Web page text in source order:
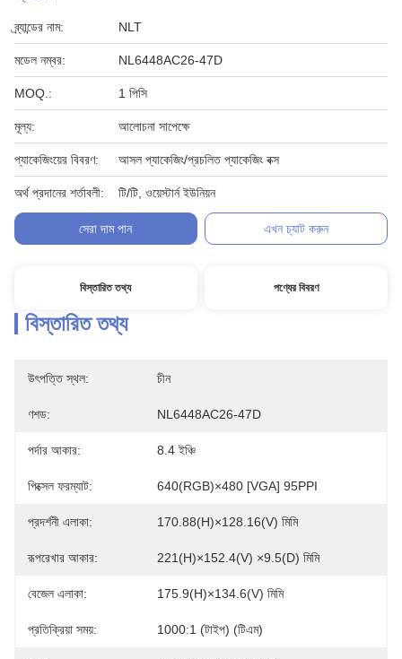
ব্র্যান্ডের নাম: NLT
মডেল নম্বর: NL6448AC26-47D
MOQ.: 1 পিসি
মূল্য: আলোচনা সাপেক্ষে
প্যাকেজিংয়ের বিবরণ: আসল প্যাকেজিং/প্রচলিত প্যাকেজিং বক্স
অর্থ প্রদানের শর্তাবলী: টি/টি, ওয়েস্টার্ন ইউনিয়ন
সেরা দাম পান এখন চ্যাট করুন
বিস্তারিত তথ্য পণ্যের বিবরণ
বিস্তারিত তথ্য
উৎপত্তি স্থল: চীন
ণশড: NL6448AC26-47D
পর্দার আকার: 8.4 ইঞ্চি
পিক্সেল ফরম্যাট: 640(RGB)×480 [VGA] 95PPI
প্রদর্শনী এলাকা: 170.88(H)×128.16(V) মিমি
রূপরেখার আকার: 221(H)×152.4(V) ×9.5(D) মিমি
বেজেল এলাকা: 175.9(H)×134.6(V) মিমি
প্রতিক্রিয়া সময়: 1000:1 (টাইপ) (টিএম)